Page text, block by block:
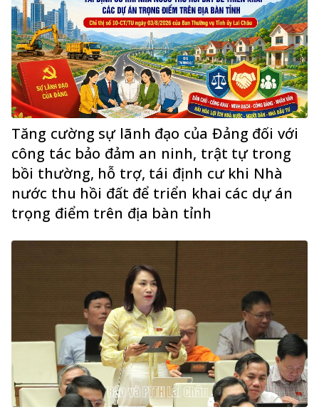
Tăng cường sự lãnh đạo của Đảng đối với
công tác bảo đảm an ninh, trật tự trong
bồi thường, hỗ trợ, tái định cư khi Nhà
nước thu hồi đất để triển khai các dự án
trọng điểm trên địa bàn tỉnh